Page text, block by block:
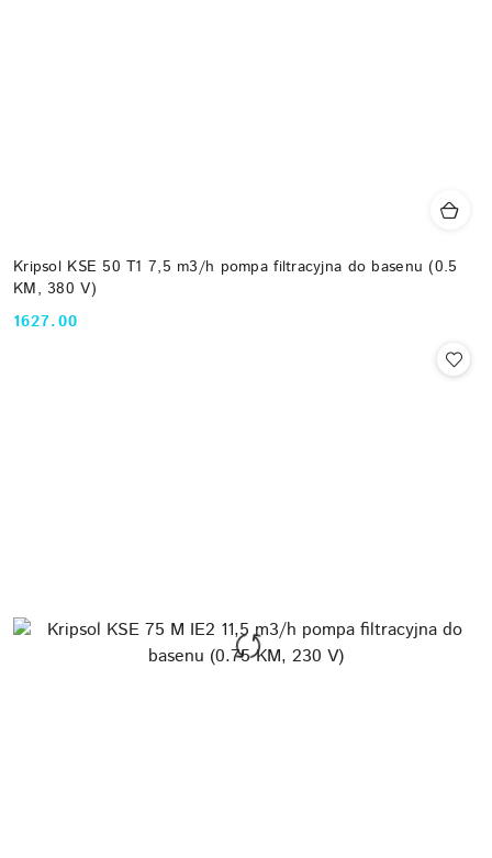
Kripsol KSE 50 T1 7,5 m3/h pompa filtracyjna do basenu (0.5
KM, 380 V)
Cena:
1627.00